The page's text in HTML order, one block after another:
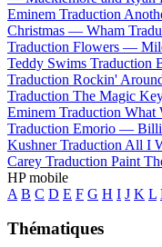
Eminem Traduction
Christmas — Wham
Traduction Flowers —
Teddy Swims Traduction
Traduction Rockin'
Traduction The Magic
Eminem Traduction
Traduction Emorio —
Kushner Traduction All I
Carey Traduction Paint
HP mobile
A B C D E F G H I J K L
Thématiques